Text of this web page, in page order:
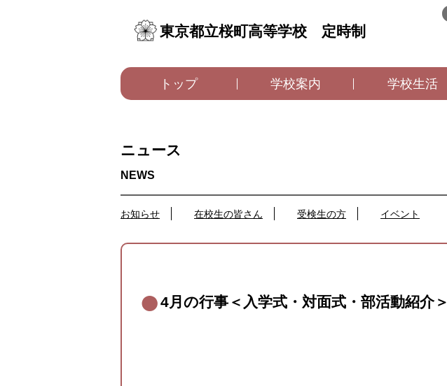
東京都立桜町高等学校 定時制
トップ 学校案内 学校生活
ニュース
お知らせ 在校生の皆さん 受検生の方 イベント
4月の行事＜入学式・対面式・部活動紹介＞